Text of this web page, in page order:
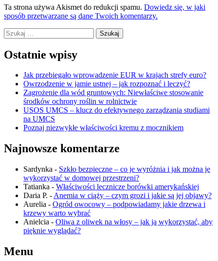
Ta strona używa Akismet do redukcji spamu. Dowiedz się, w jaki
sposób przetwarzane są dane Twoich komentarzy.
Szukaj:
Ostatnie wpisy
Jak przebiegało wprowadzenie EUR w krajach strefy euro?
Owrzodzenie w jamie ustnej – jak rozpoznać i leczyć?
Zagrożenie dla wód gruntowych: Niewłaściwe stosowanie
środków ochrony roślin w rolnictwie
USOS UMCS – klucz do efektywnego zarządzania studiami
na UMCS
Poznaj niezwykłe właściwości kremu z mocznikiem
Najnowsze komentarze
Sardynka - Szkło bezpieczne – co je wyróżnia i jak można je
wykorzystać w domowej przestrzeni?
Tatianka - Właściwości lecznicze borówki amerykańskiej
Daria P. - Anemia w ciąży – czym grozi i jakie są jej objawy?
Aurelia - Ogród owocowy – podpowiadamy jakie drzewa i
krzewy warto wybrać
Anielcia - Oliwa z oliwek na włosy – jak ją wykorzystać, aby
pięknie wyglądać?
Menu